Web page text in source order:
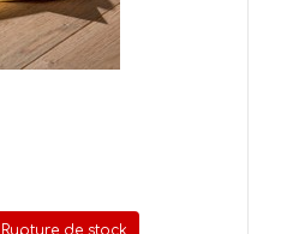
Rupture de stock